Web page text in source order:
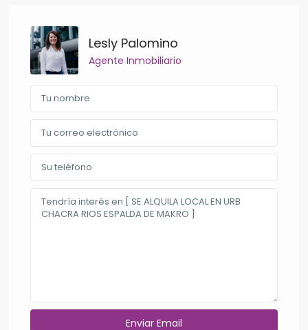
Lesly Palomino
Agente Inmobiliario